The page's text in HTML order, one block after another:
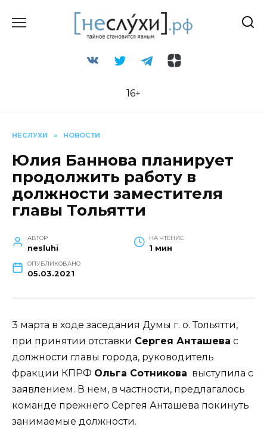
16+
НЕСЛУХИ » НОВОСТИ
Юлия Баннова планирует
продолжить работу в
должности заместителя
главы Тольятти
АВТОР
nesluhi
НА ЧТЕНИЕ
1 мин
ОПУБЛИКОВАНО
05.03.2021
3 марта в ходе заседания Думы г. о. Тольятти,
при принятии отставки Сергея Анташева с
должности главы города, руководитель
фракции КПРФ Ольга Сотникова выступила с
заявлением. В нем, в частности, предлагалось
команде прежнего Сергея Анташева покинуть
занимаемые должности.